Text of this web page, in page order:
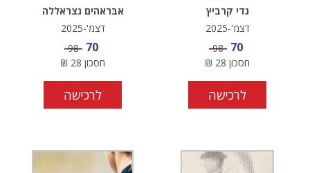
גדי קרביץ
דצמ'-2025
מחיר מבצע
70 מחיר
98
חסכון 28
₪
לרכישה
אבּראהים נצראללה
דצמ'-2025
מחיר מבצע
70 מחיר
98
חסכון 28
₪
לרכישה